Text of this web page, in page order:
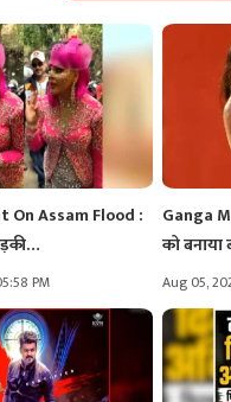
On Assam Flood :
PM
Ganga
को
Aug 05,